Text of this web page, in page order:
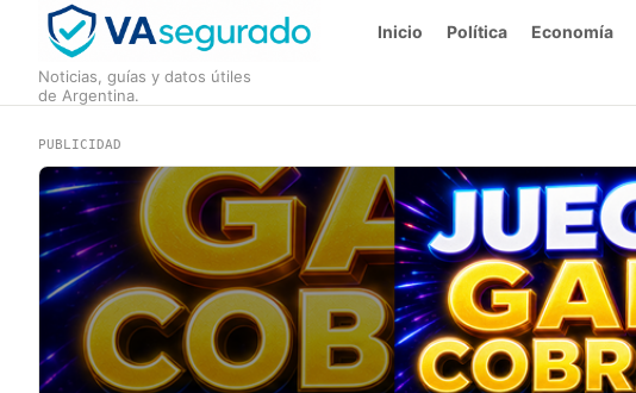
Noticias, guías y datos útiles
de Argentina.
Inicio Política Economía
PUBLICIDAD